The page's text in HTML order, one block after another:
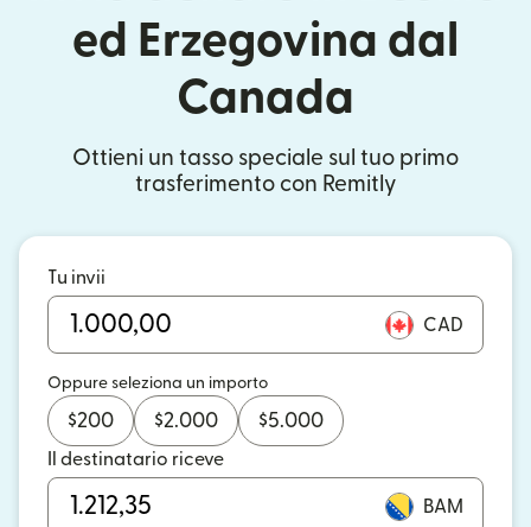
ed Erzegovina dal
Canada
Ottieni un tasso speciale sul tuo primo
trasferimento con Remitly
Tu invii
CAD
Oppure seleziona un importo
$200 $2.000 $5.000
Il destinatario riceve
BAM